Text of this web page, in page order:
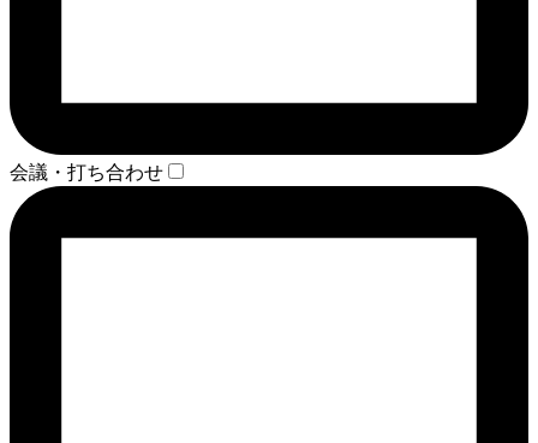
会議・打ち合わせ